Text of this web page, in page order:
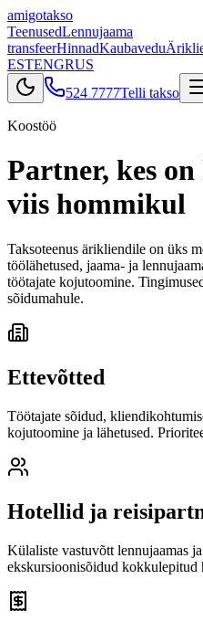
amigotakso
TeenusedLennujaama
transfeerHinnadKaubavedu
ESTENGRUS
524 7777Telli takso
Koostöö
Partner, kes
viis hommikul
Taksoteenus ärikliendile on üks
töölähetused, jaama- ja
töötajate kojutoomine.
sõidumahule.
Ettevõtted
Töötajate sõidud,
kojutoomine ja lähetused.
Hotellid ja
Külaliste vastuvõtt lennujaamas
ekskursioonisõidud kokkulepitud